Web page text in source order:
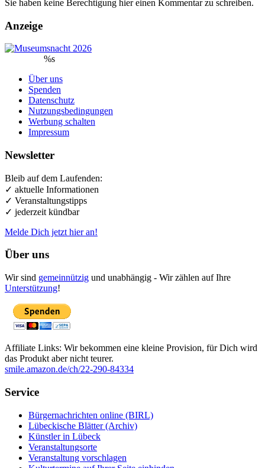
Sie haben keine Berechtigung hier einen Kommentar zu schreiben.
Anzeige
%s
Über uns
Spenden
Datenschutz
Nutzungsbedingungen
Werbung schalten
Impressum
Newsletter
Bleib auf dem Laufenden:
✓ aktuelle Informationen
✓ Veranstaltungstipps
✓ jederzeit kündbar
Melde Dich jetzt hier an!
Über uns
Wir sind gemeinnützig und unabhängig - Wir zählen auf Ihre
Unterstützung!
Affiliate Links: Wir bekommen eine kleine Provision, für Dich wird
das Produkt aber nicht teurer.
smile.amazon.de/ch/22-290-84334
Service
Bürgernachrichten online (BIRL)
Lübeckische Blätter (Archiv)
Künstler in Lübeck
Veranstaltungsorte
Veranstaltung vorschlagen